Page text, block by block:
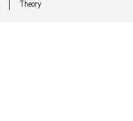
Theory